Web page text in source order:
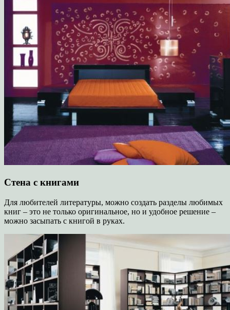
Стена с книгами
Для любителей литературы, можно создать разделы любимых
книг – это не только оригинальное, но и удобное решение –
можно засыпать с книгой в руках.